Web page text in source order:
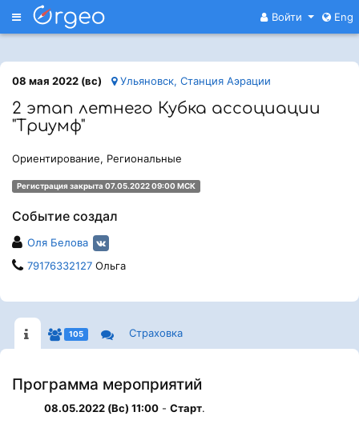
Меню Войти Eng
08 мая 2022 (вс) Ульяновск, Станция Аэрации
2 этап летнего Кубка ассоциации
"Триумф"
Ориентирование, Региональные
Регистрация закрыта 07.05.2022 09:00 МСК
Событие создал
Оля Белова
79176332127 Ольга
105 Страховка
Программа мероприятий
08.05.2022 (Вс) 11:00 - Старт.